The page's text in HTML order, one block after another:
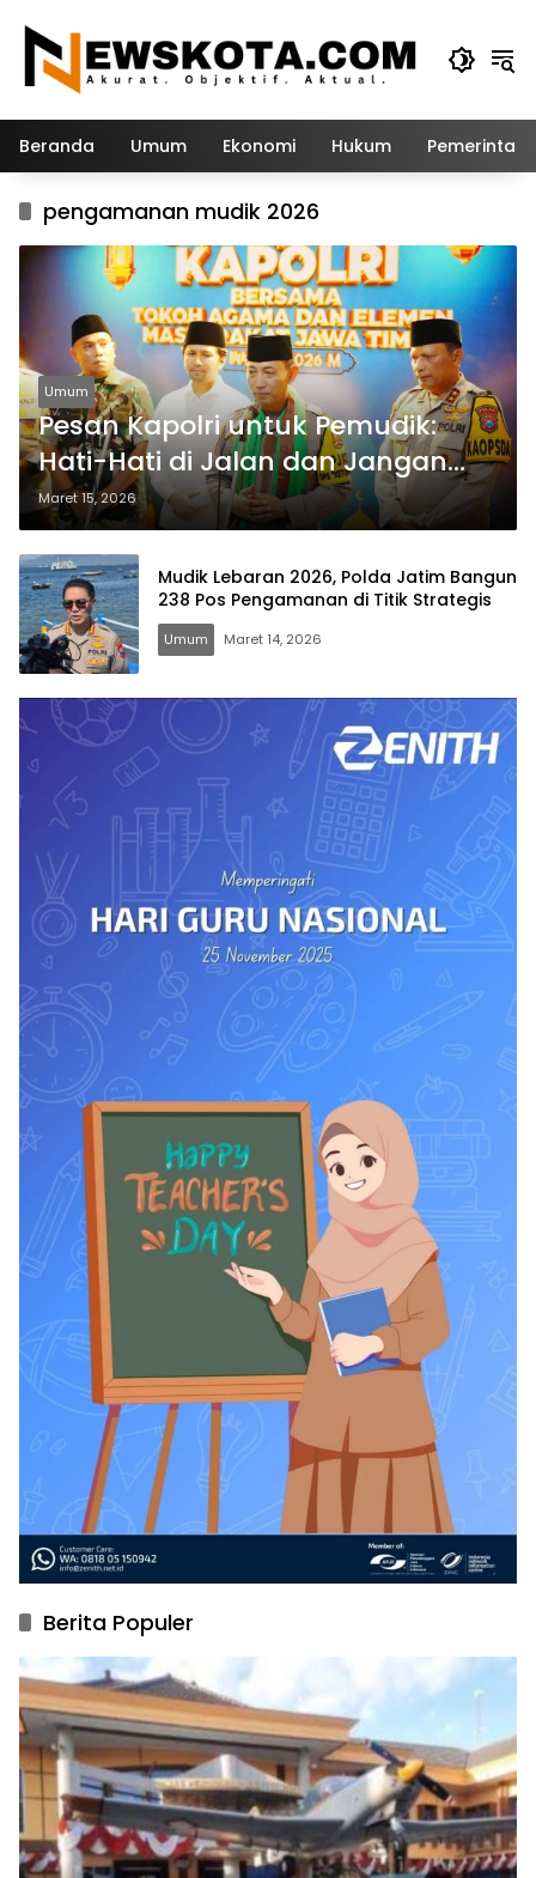
konten
Beranda Umum Ekonomi Hukum
pengamanan mudik 2026
Umum
Pesan Kapolri untuk Pemudik:
Hati-Hati di Jalan dan Jangan
Paksakan Diri
Maret 15, 2026
Mudik Lebaran 2026, Polda Jatim Bangun
238 Pos Pengamanan di Titik Strategis
Umum Maret 14, 2026
Berita Populer